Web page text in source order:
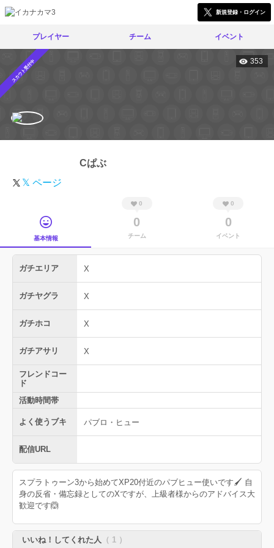
新規登録・ログイン
プレイヤー チーム イベント
スカウト受付中 353
Cぱぶ
𝕏 ページ
基本情報
0
0
チーム
0
0
イベント
ガチエリア X
ガチヤグラ X
ガチホコ X
ガチアサリ X
フレンドコー
ド
活動時間帯
よく使うブキ パブロ・ヒュー
配信URL
スプラトゥーン3から始めてXP20付近のパブヒュー使いです🖌️ 自
身の反省・備忘録としてのXですが、上級者様からのアドバイス大
歓迎です🙆
いいね！してくれた人 （ 1 ）